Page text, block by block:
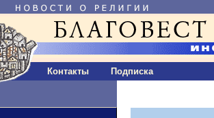
Контакты Подписка